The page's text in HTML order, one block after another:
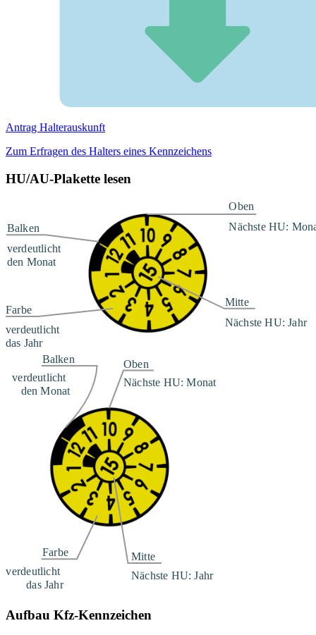
Antrag Halterauskunft
Zum Erfragen des Halters eines Kennzeichens
HU/AU-Plakette lesen
Aufbau Kfz-Kennzeichen